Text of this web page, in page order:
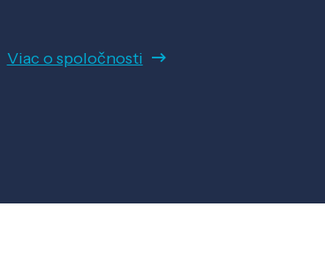
Viac o spoločnosti